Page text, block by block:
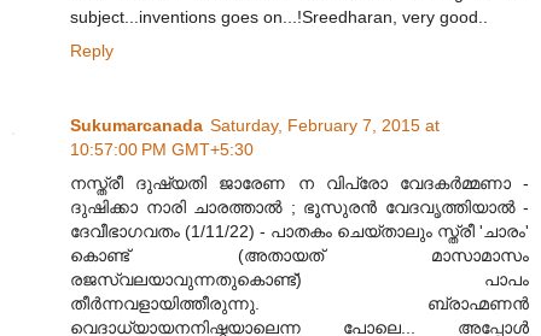
subject...inventions goes on...!Sreedharan, very good..
Reply
Sukumarcanada Saturday, February 7, 2015 at
10:57:00 PM GMT+5:30
നസ്ത്രീ ദുഷ്യതി ജാരേണ ന വിപ്രോ വേദകര്‍മ്മണാ -
ദുഷിക്കാ നാരി ചാരത്താല്‍ ; ഭൂസുരന്‍ വേദവൃത്തിയാല്‍ -
ദേവീഭാഗവതം (1/11/22) - പാതകം ചെയ്താലും സ്ത്രീ 'ചാരം'
കൊണ്ട് (അതായത് മാസാമാസം
രജസ്വലയാവുന്നതുകൊണ്ട്) പാപം
തീര്‍ന്നവളായിത്തീരുന്നു. ബ്രാഹ്മണന്‍
വെദാധ്യായനനിഷ്ഠയാലെന്ന പോലെ... അപ്പോള്‍